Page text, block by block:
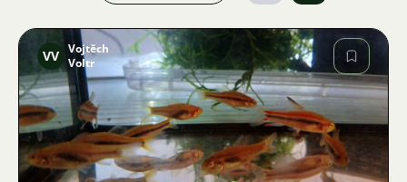
Obrázok
VV Vojtěch
Voltr